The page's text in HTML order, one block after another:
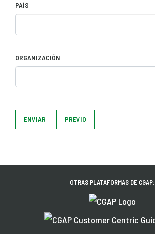
PAÍS
ORGANIZACIÓN
ENVIAR PREVIO
OTRAS PLATAFORMAS DE CGAP: